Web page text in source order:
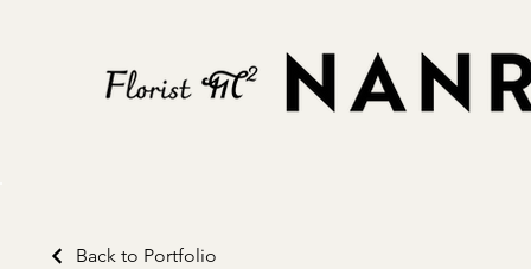
Back to Portfolio